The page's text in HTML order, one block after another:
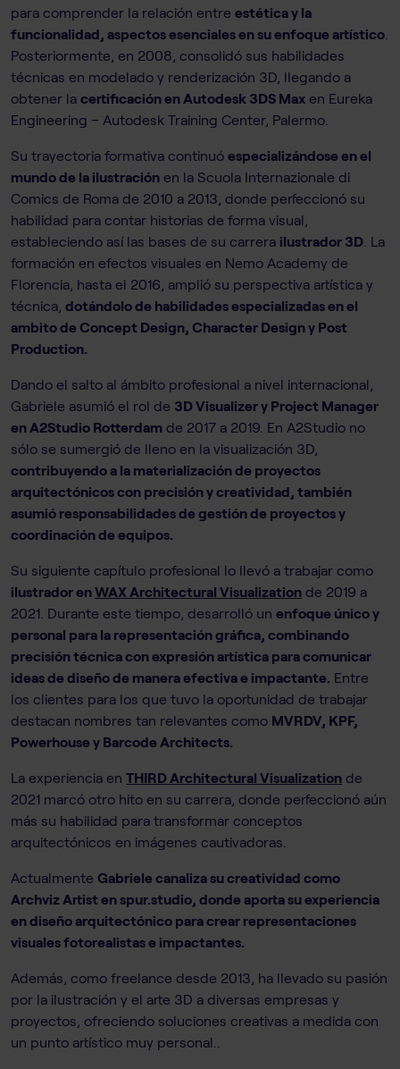
para comprender la relación entre estética y la
funcionalidad, aspectos esenciales en su enfoque artístico
Posteriormente, en 2008, consolidó sus habilidades
técnicas en modelado y renderización 3D, llegando a
obtener la certificación en Autodesk 3DS Max en Eureka
Engineering – Autodesk Training Center, Palermo.
Su trayectoria formativa continuó especializándose en el
mundo de la ilustración en la Scuola Internazionale di
Comics de Roma de 2010 a 2013, donde perfeccionó su
habilidad para contar historias de forma visual,
estableciendo así las bases de su carrera ilustrador 3D . La
formación en efectos visuales en Nemo Academy de
Florencia, hasta el 2016, amplió su perspectiva artística y
técnica, dotándolo de habilidades especializadas en el
ambito de Concept Design, Character Design y Post
Production.
Dando el salto al ámbito profesional a nivel internacional,
Gabriele asumió el rol de 3D Visualizer y Project Manager
en A2Studio Rotterdam de 2017 a 2019. En A2Studio no
sólo se sumergió de lleno en la visualización 3D,
contribuyendo a la materialización de proyectos
arquitectónicos con precisión y creatividad, también
asumió responsabilidades de gestión de proyectos y
coordinación de equipos.
Su siguiente capítulo profesional lo llevó a trabajar como
ilustrador enWAX Architectural Visualization de 2019 a
2021. Durante este tiempo, desarrolló un enfoque único y
personal para la representación gráfica, combinando
precisión técnica con expresión artística para comunicar
ideas de diseño de manera efectiva e impactante. Entre
los clientes para los que tuvo la oportunidad de trabajar
destacan nombres tan relevantes como MVRDV, KPF,
Powerhouse y Barcode Architects.
La experiencia en THIRD Architectural Visualization de
2021 marcó otro hito en su carrera, donde perfeccionó aún
más su habilidad para transformar conceptos
arquitectónicos en imágenes cautivadoras.
Actualmente Gabriele canaliza su creatividad como
Archviz Artist en spur.studio, donde aporta su experiencia
en diseño arquitectónico para crear representaciones
visuales fotorealistas e impactantes.
Además, como freelance desde 2013, ha llevado su pasión
por la ilustración y el arte 3D a diversas empresas y
proyectos, ofreciendo soluciones creativas a medida con
un punto artístico muy personal..